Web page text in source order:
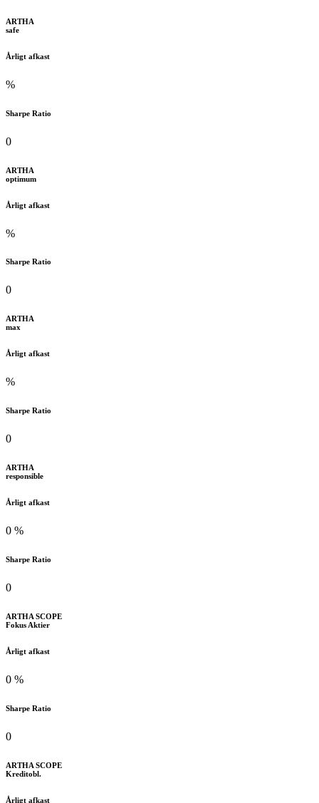
ARTHA
safe
Årligt afkast
%
Sharpe Ratio
0
ARTHA
optimum
Årligt afkast
%
Sharpe Ratio
0
ARTHA
max
Årligt afkast
%
Sharpe Ratio
0
ARTHA
responsible
Årligt afkast
0 %
Sharpe Ratio
0
ARTHA SCOPE
Fokus Aktier
Årligt afkast
0 %
Sharpe Ratio
0
ARTHA SCOPE
Kreditobl.
Årligt afkast